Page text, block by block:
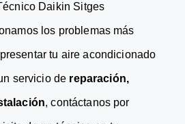
Daikin Sitges
los problemas más
tu aire acondicionado
servicio de reparación,
, contáctanos por